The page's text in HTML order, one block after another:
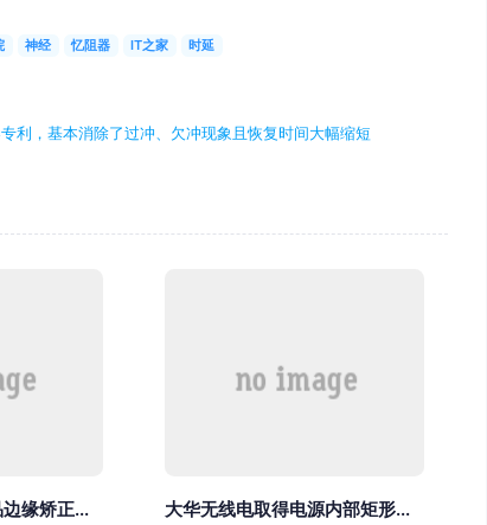
神经 忆阻器 IT之家 时延
利，基本消除了过冲、欠冲现象且恢复时间大幅缩短
缘矫正... 大华无线电取得电源内部矩形...